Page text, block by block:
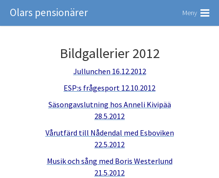
Olars pensionärer Meny
Bildgallerier 2012
Jullunchen 16.12.2012
ESP:s frågesport 12.10.2012
Säsongavslutning hos Anneli Kivipää
28.5.2012
Vårutfärd till Nådendal med Esboviken
22.5.2012
Musik och sång med Boris Westerlund
21.5.2012